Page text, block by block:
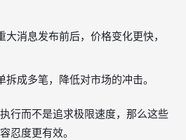
大消息发布前后，价格变化更快，
拆成多笔，降低对市场的冲击。
行而不是追求极限速度，那么这些
忍度更有效。